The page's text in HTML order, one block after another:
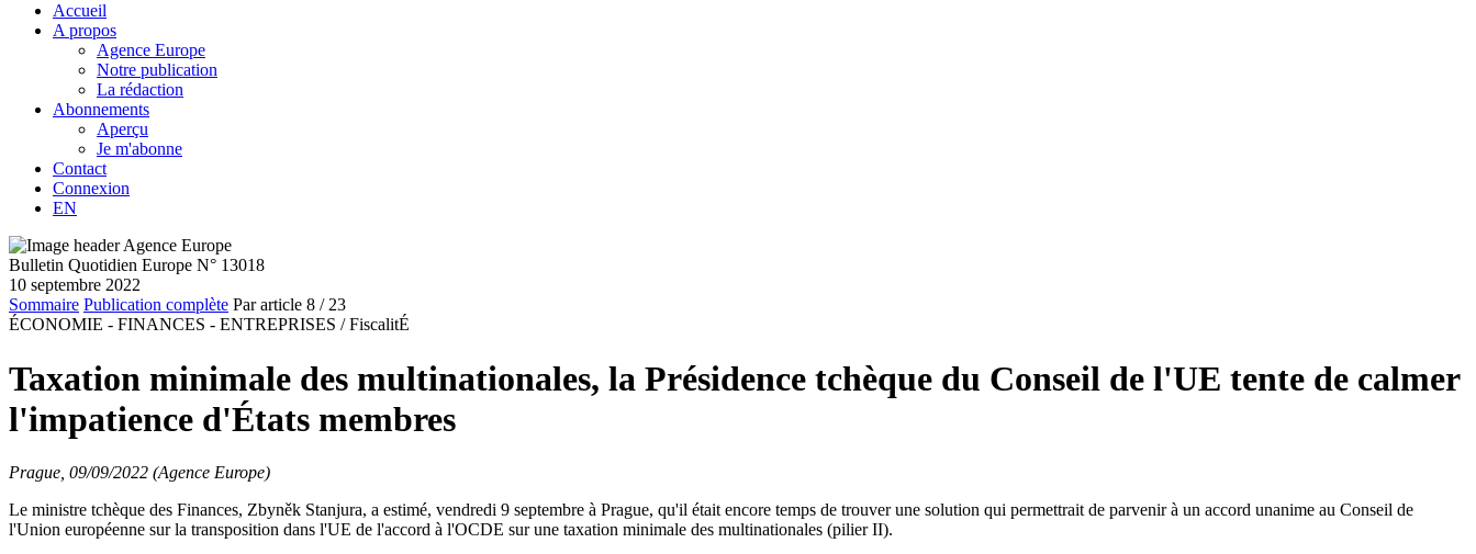
Accueil
A propos
Agence Europe
Notre publication
La rédaction
Abonnements
Aperçu
Je m'abonne
Contact
Connexion
EN
Bulletin Quotidien Europe N° 13018
10 septembre 2022
Sommaire Publication complète Par article 8 / 23
ÉCONOMIE - FINANCES - ENTREPRISES / FiscalitÉ
Taxation minimale des multinationales, la Présidence tchèque du Conseil de l'UE tente de calmer
l'impatience d'États membres
Prague, 09/09/2022 (Agence Europe)
Le ministre tchèque des Finances, Zbyněk Stanjura, a estimé, vendredi 9 septembre à Prague, qu'il était encore temps de trouver une solution qui permettrait de parvenir à un accord unanime au Conseil de
l'Union européenne sur la transposition dans l'UE de l'accord à l'OCDE sur une taxation minimale des multinationales (pilier II).